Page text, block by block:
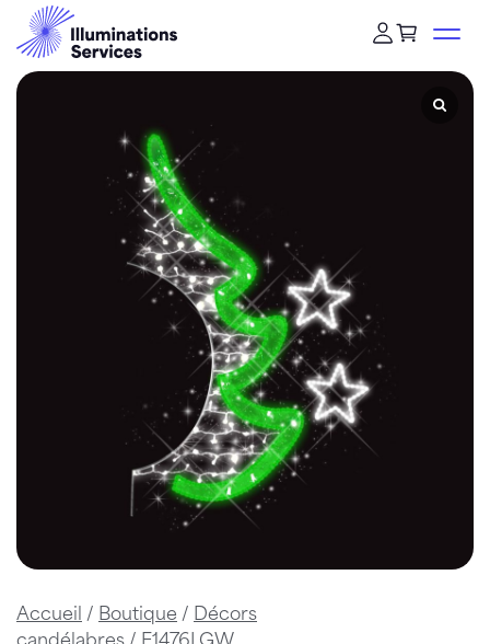
Accueil / Boutique / Décors